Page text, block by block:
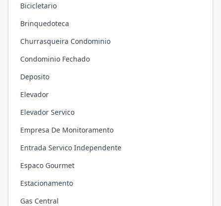
Bicicletario
Brinquedoteca
Churrasqueira Condominio
Condominio Fechado
Deposito
Elevador
Elevador Servico
Empresa De Monitoramento
Entrada Servico Independente
Espaco Gourmet
Estacionamento
Gas Central